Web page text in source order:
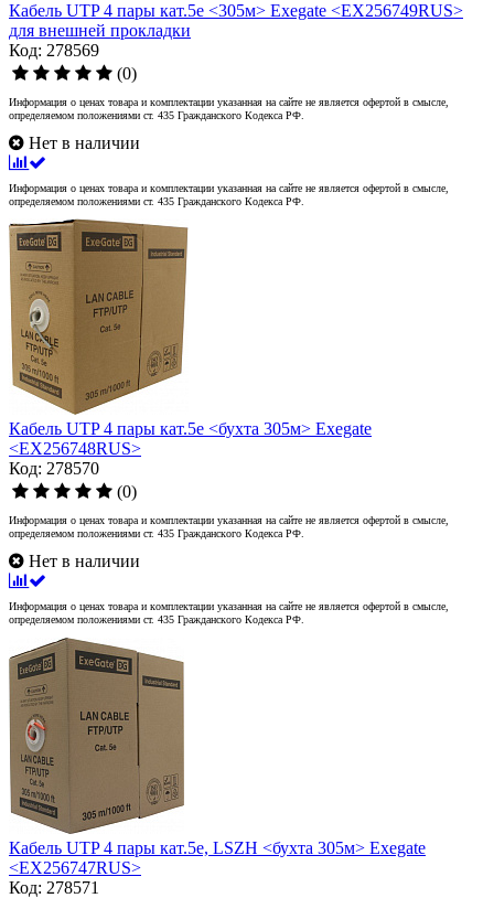
Кабель UTP 4 пары кат.5e <305м> Exegate <EX256749RUS>
для внешней прокладки
Код: 278569
(0)
Информация о ценах товара и комплектации указанная на сайте не является офертой в смысле,
определяемом положениями ст. 435 Гражданского Кодекса РФ.
Нет в наличии
Информация о ценах товара и комплектации указанная на сайте не является офертой в смысле,
определяемом положениями ст. 435 Гражданского Кодекса РФ.
Кабель UTP 4 пары кат.5e <бухта 305м> Exegate
<EX256748RUS>
Код: 278570
(0)
Информация о ценах товара и комплектации указанная на сайте не является офертой в смысле,
определяемом положениями ст. 435 Гражданского Кодекса РФ.
Нет в наличии
Информация о ценах товара и комплектации указанная на сайте не является офертой в смысле,
определяемом положениями ст. 435 Гражданского Кодекса РФ.
Кабель UTP 4 пары кат.5e, LSZH <бухта 305м> Exegate
<EX256747RUS>
Код: 278571